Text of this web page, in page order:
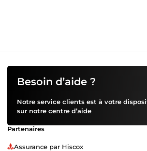
Besoin d’aide ?
Notre service clients est à votre
sur notre centre d’aide
Partenaires
Assurance par Hiscox